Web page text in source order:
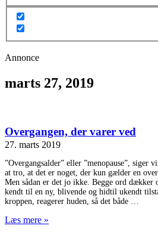
Annonce
marts 27, 2019
Overgangen, der varer ved
27. marts 2019
”Overgangsalder” eller ”menopause”, siger
at tro, at det er noget, der kun gælder en
Men sådan er det jo ikke. Begge ord dækker
kendt til en ny, blivende og hidtil ukendt
kroppen, reagerer huden, så det både
Læs mere »